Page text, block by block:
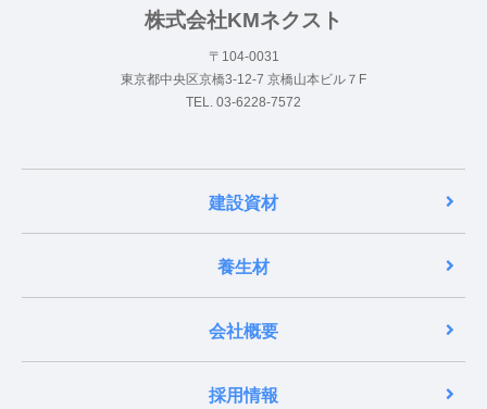
株式会社KMネクスト
〒104-0031
東京都中央区京橋3-12-7 京橋山本ビル７F
TEL. 03-6228-7572
建設資材
養生材
会社概要
採用情報